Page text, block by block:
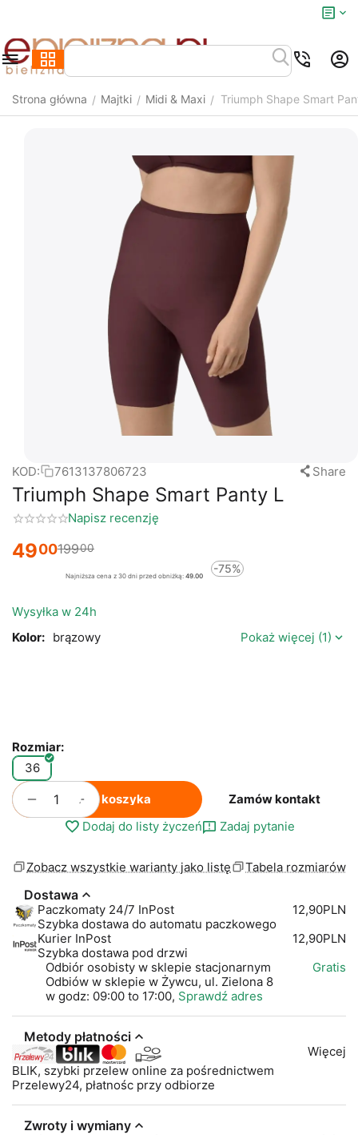
Strona główna / Majtki / Midi & Maxi / Triumph Shape Smart
KOD: 7613137806723 Share
Triumph Shape Smart Panty L
Napisz recenzję
490019900
Najniższa cena z 30 dni przed obniżką: 49.00
-75%
Wysyłka w 24h
Kolor: brązowy Pokaż więcej (1)
Rozmiar:
36
+
− Do koszyka
Zamów kontakt
Dodaj do listy życzeń
Zadaj pytanie
Zobacz wszystkie warianty jako listę Tabela rozmiarów
Dostawa
Paczkomaty 24/7 InPost
Szybka dostawa do automatu paczkowego
12,90PLN
Kurier InPost
Szybka dostawa pod drzwi
12,90PLN
Odbiór osobisty w sklepie stacjonarnym
Odbiów w sklepie w Żywcu, ul. Zielona 8
w godz: 09:00 to 17:00, Sprawdź adres
Gratis
Metody płatności
BLIK, szybki przelew online za pośrednictwem
Przelewy24, płatnośc przy odbiorze
Więcej
Zwroty i wymiany